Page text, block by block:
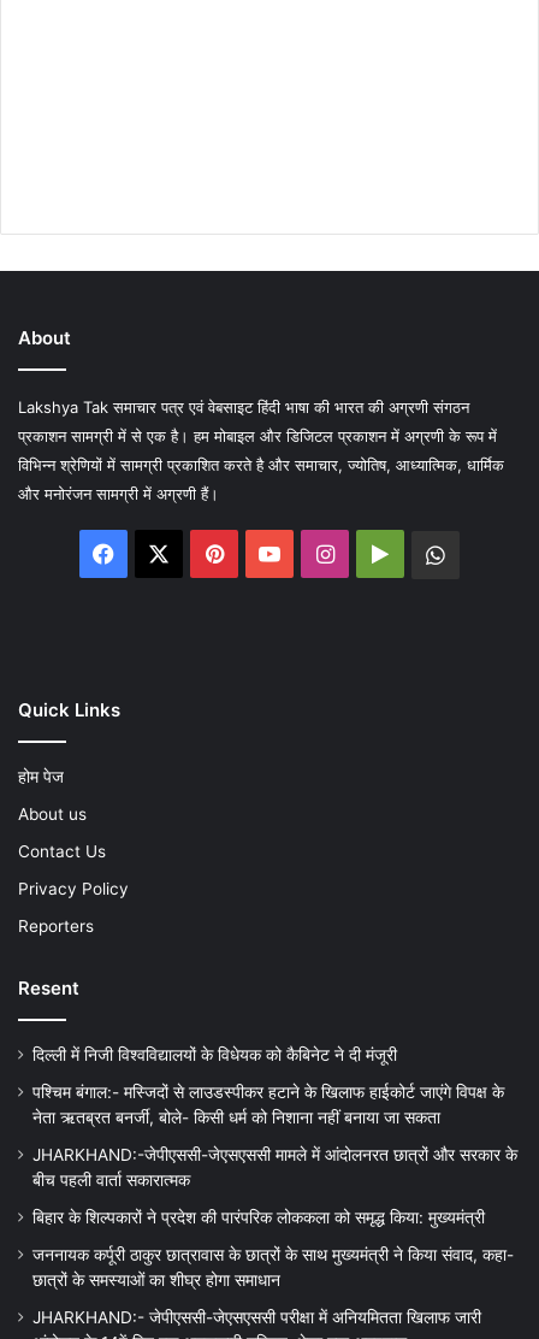
About
Lakshya Tak समाचार पत्र एवं वेबसाइट हिंदी भाषा की भारत की अग्रणी संगठन
प्रकाशन सामग्री में से एक है। हम मोबाइल और डिजिटल प्रकाशन में अग्रणी के रूप में
विभिन्न श्रेणियों में सामग्री प्रकाशित करते है और समाचार, ज्योतिष, आध्यात्मिक, धार्मिक
और मनोरंजन सामग्री में अग्रणी हैं।
Facebook PinterestYouTubeInstagram
Google
Quick Links
होम पेज
About us
Contact Us
Privacy Policy
Reporters
Resent
दिल्ली में निजी विश्वविद्यालयों के विधेयक को कैबिनेट ने दी मंजूरी
पश्चिम बंगाल:- मस्जिदों से लाउडस्पीकर हटाने के खिलाफ हाईकोर्ट जाएंगे विपक्ष के
नेता ऋतब्रत बनर्जी, बोले- किसी धर्म को निशाना नहीं बनाया जा सकता
JHARKHAND:-जेपीएससी-जेएसएससी मामले में आंदोलनरत छात्रों और सरकार के
बीच पहली वार्ता सकारात्मक
बिहार के शिल्पकारों ने प्रदेश की पारंपरिक लोककला को समृद्ध किया: मुख्यमंत्री
जननायक कर्पूरी ठाकुर छात्रावास के छात्रों के साथ मुख्यमंत्री ने किया संवाद, कहा-
छात्रों के समस्याओं का शीघ्र होगा समाधान
JHARKHAND:- जेपीएससी-जेएसएससी परीक्षा में अनियमितता खिलाफ जारी